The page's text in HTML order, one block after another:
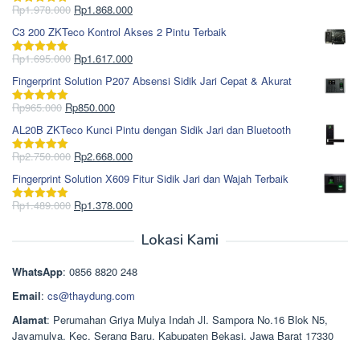
Dinilai5.00
Rp1.978.000 Harga
aslinya
adalah:
Rp1.978.000.
Rp1.868.000Harga
saat
ini
adalah:
C3 200 ZKTeco Kontrol Akses 2 Pintu Terbaik
Dinilai5.00
Rp1.695.000 Harga
aslinya
adalah:
Rp1.695.000.
Rp1.617.000Harga
saat
ini
Fingerprint Solution P207 Absensi Sidik Jari Cepat & Akurat
Dinilai5.00
Rp965.000 Harga
aslinya
adalah:
Rp965.000.
Rp850.000Harga
saat
ini
adalah:
AL20B ZKTeco Kunci Pintu dengan Sidik Jari dan Bluetooth
Dinilai5.00
Rp2.750.000 Harga
aslinya
adalah:
Rp2.750.000.
Rp2.668.000Harga
saat
ini
adalah:
Fingerprint Solution X609 Fitur Sidik Jari dan Wajah Terbaik
Dinilai5.00
Rp1.489.000 Harga
Rp1.378.000Harga
Rp1.378.000.
Lokasi Kami
WhatsApp: 0856 8820 248
Email: cs@thaydung.com
Alamat: Perumahan Griya Mulya Indah Jl. Sampora No.16 Blok N5,
Jayamulya, Kec. Serang Baru, Kabupaten Bekasi, Jawa Barat 17330